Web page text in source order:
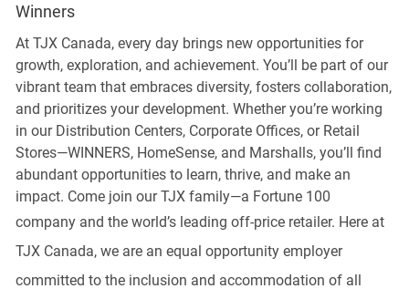
Winners
At TJX Canada, every day brings new opportunities for
growth, exploration, and achievement. You’ll be part of our
vibrant team that embraces diversity, fosters collaboration,
and prioritizes your development. Whether you’re working
in our Distribution Centers, Corporate Offices, or Retail
Stores—WINNERS, HomeSense, and Marshalls, you’ll find
abundant opportunities to learn, thrive, and make an
impact. Come join our TJX family—a Fortune 100
company and the world’s leading off-price retailer. Here at
TJX Canada, we are an equal opportunity employer
committed to the inclusion and accommodation of all